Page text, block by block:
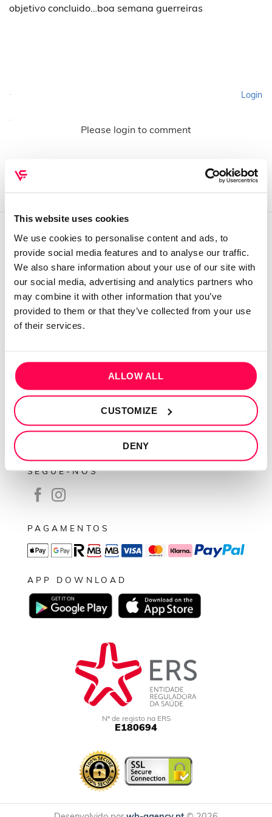
This website uses cookies
We use cookies to personalise content and ads, to
provide social media features and to analyse our traffic.
We also share information about your use of our site with
our social media, advertising and analytics partners who
may combine it with other information that you’ve
provided to them or that they’ve collected from your use
of their services.
ALLOW ALL
CUSTOMIZE
DENY
objetivo concluido…boa semana guerreiras
Login
Please login to comment
QUEM SOMOS
Sobre mim
Conta cliente
Recuperar Password
Política de privacidade
SEGUE-NOS
PAGAMENTOS
APP DOWNLOAD
Nº de registo na ERS
E180694